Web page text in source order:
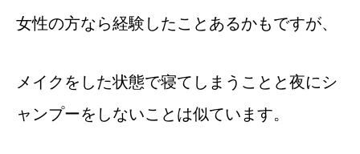
女性の方なら経験したことあるかもですが、
メイクをした状態で寝てしまうことと夜にシ
ャンプーをしないことは似ています。